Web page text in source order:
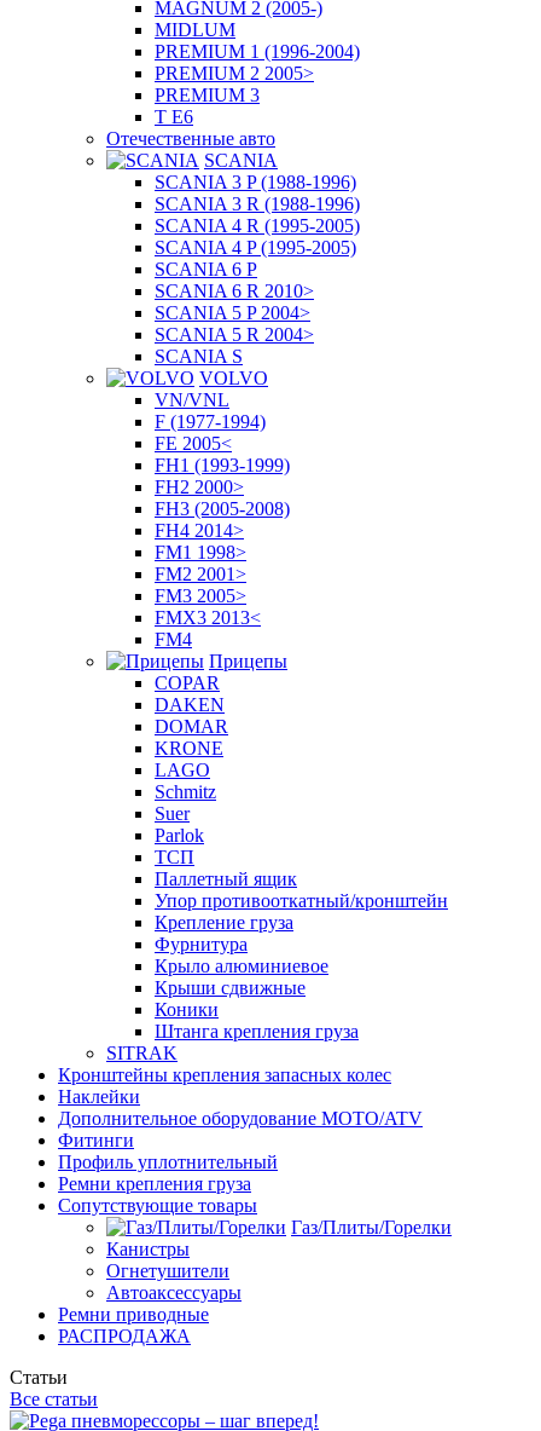
MAGNUM 2 (2005-)
MIDLUM
PREMIUM 1 (1996-2004)
PREMIUM 2 2005>
PREMIUM 3
T E6
Отечественные авто
SCANIA
SCANIA 3 P (1988-1996)
SCANIA 3 R (1988-1996)
SCANIA 4 R (1995-2005)
SCANIA 4 P (1995-2005)
SCANIA 6 P
SCANIA 6 R 2010>
SCANIA 5 P 2004>
SCANIA 5 R 2004>
SCANIA S
VOLVO
VN/VNL
F (1977-1994)
FE 2005<
FH1 (1993-1999)
FH2 2000>
FH3 (2005-2008)
FH4 2014>
FM1 1998>
FM2 2001>
FM3 2005>
FMX3 2013<
FM4
Прицепы
COPAR
DAKEN
DOMAR
KRONE
LAGO
Schmitz
Suer
Parlok
ТСП
Паллетный ящик
Упор противооткатный/кронштейн
Крепление груза
Фурнитура
Крыло алюминиевое
Крыши сдвижные
Коники
Штанга крепления груза
SITRAK
Кронштейны крепления запасных колес
Наклейки
Дополнительное оборудование MOTO/ATV
Фитинги
Профиль уплотнительный
Ремни крепления груза
Сопутствующие товары
Газ/Плиты/Горелки
Канистры
Огнетушители
Автоаксессуары
Ремни приводные
РАСПРОДАЖА
Статьи
Все статьи